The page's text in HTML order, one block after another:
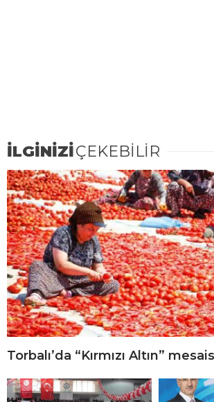
İLGİNİZİÇEKEBİLİR
Torbalı’da “Kırmızı Altın”